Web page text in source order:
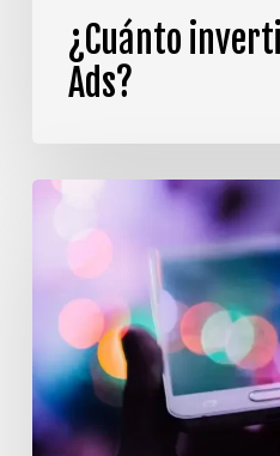
¿Cuánto
Ads?
industria
del
Entretenimiento
y